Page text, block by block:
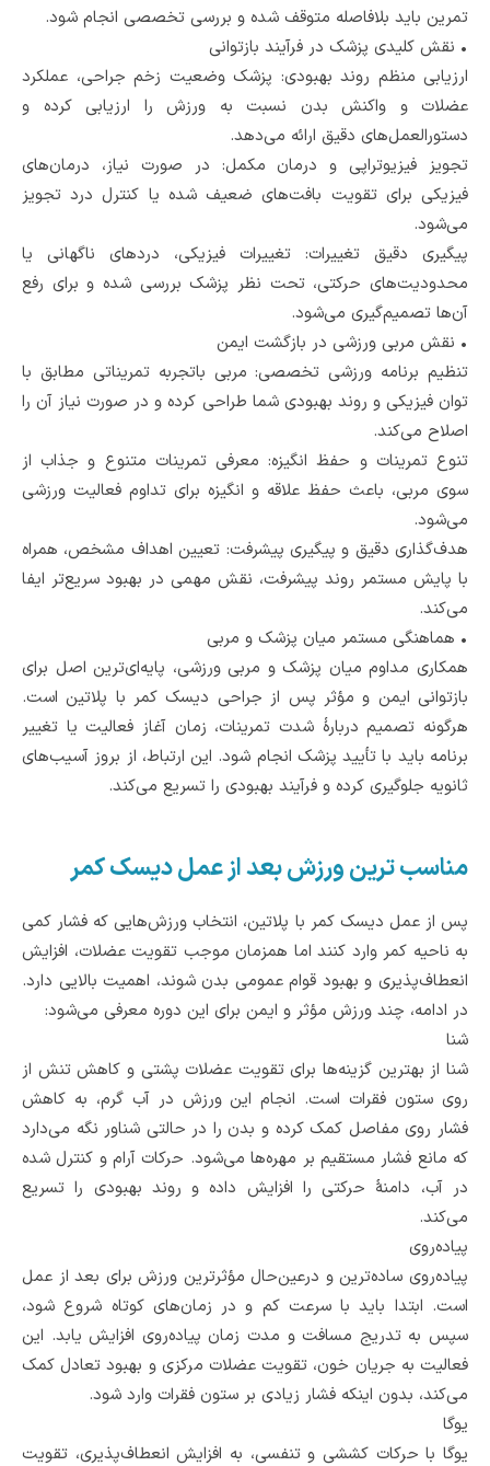
تمرین باید بلافاصله متوقف شده و بررسی تخصصی انجام شود.
• نقش کلیدی پزشک در فرآیند بازتوانی
ارزیابی منظم روند بهبودی: پزشک وضعیت زخم جراحی، عملکرد
عضلات و واکنش بدن نسبت به ورزش را ارزیابی کرده و
دستورالعمل‌های دقیق ارائه می‌دهد.
تجویز فیزیوتراپی و درمان مکمل: در صورت نیاز، درمان‌های
فیزیکی برای تقویت بافت‌های ضعیف ‌شده یا کنترل درد تجویز
می‌شود.
پیگیری دقیق تغییرات: تغییرات فیزیکی، دردهای ناگهانی یا
محدودیت‌های حرکتی، تحت نظر پزشک بررسی شده و برای رفع
آن‌ها تصمیم‌گیری می‌شود.
• نقش مربی ورزشی در بازگشت ایمن
تنظیم برنامه ورزشی تخصصی: مربی باتجربه تمریناتی مطابق با
توان فیزیکی و روند بهبودی شما طراحی کرده و در صورت نیاز آن را
اصلاح می‌کند.
تنوع تمرینات و حفظ انگیزه: معرفی تمرینات متنوع و جذاب از
سوی مربی، باعث حفظ علاقه و انگیزه برای تداوم فعالیت ورزشی
می‌شود.
هدف‌گذاری دقیق و پیگیری پیشرفت: تعیین اهداف مشخص، همراه
با پایش مستمر روند پیشرفت، نقش مهمی در بهبود سریع‌تر ایفا
می‌کند.
• هماهنگی مستمر میان پزشک و مربی
همکاری مداوم میان پزشک و مربی ورزشی، پایه‌ای‌ترین اصل برای
بازتوانی ایمن و مؤثر پس از جراحی دیسک کمر با پلاتین است.
هرگونه تصمیم دربارۀ شدت تمرینات، زمان آغاز فعالیت یا تغییر
برنامه باید با تأیید پزشک انجام شود. این ارتباط، از بروز آسیب‌های
ثانویه جلوگیری کرده و فرآیند بهبودی را تسریع می‌کند.
مناسب ترین ورزش بعد از عمل دیسک کمر
پس از عمل دیسک کمر با پلاتین، انتخاب ورزش‌هایی که فشار کمی
به ناحیه کمر وارد کنند اما همزمان موجب تقویت عضلات، افزایش
انعطاف‌پذیری و بهبود قوام عمومی بدن شوند، اهمیت بالایی دارد.
در ادامه، چند ورزش مؤثر و ایمن برای این دوره معرفی می‌شود:
شنا
شنا از بهترین گزینه‌ها برای تقویت عضلات پشتی و کاهش تنش از
روی ستون فقرات است. انجام این ورزش در آب گرم، به کاهش
فشار روی مفاصل کمک کرده و بدن را در حالتی شناور نگه می‌دارد
که مانع فشار مستقیم بر مهره‌ها می‌شود. حرکات آرام و کنترل‌ شده
در آب، دامنۀ حرکتی را افزایش داده و روند بهبودی را تسریع
می‌کند.
پیاده‌روی
پیاده‌روی ساده‌ترین و درعین‌حال مؤثرترین ورزش برای بعد از عمل
است. ابتدا باید با سرعت کم و در زمان‌های کوتاه شروع شود،
سپس به تدریج مسافت و مدت زمان پیاده‌روی افزایش یابد. این
فعالیت به جریان خون، تقویت عضلات مرکزی و بهبود تعادل کمک
می‌کند، بدون اینکه فشار زیادی بر ستون فقرات وارد شود.
یوگا
یوگا با حرکات کششی و تنفسی، به افزایش انعطاف‌پذیری، تقویت